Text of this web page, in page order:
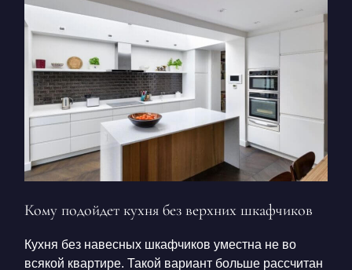
Кому подойдет кухня без верхних шкафчиков
Кухня без навесных шкафчиков уместна не во
всякой квартире. Такой вариант больше рассчитан